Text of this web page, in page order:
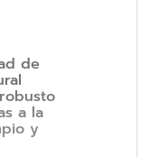
de
a la
y